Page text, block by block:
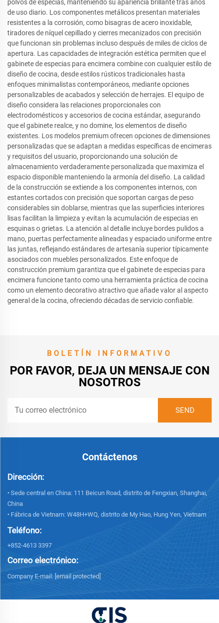
polvos de especias, manteniendo su apariencia brillante tras años
de uso diario. Los componentes metálicos presentan materiales
resistentes a la corrosión, como bisagras de acero inoxidable,
tiradores de níquel cepillado y cierres mecanizados con precisión
que funcionan sin problemas incluso después de miles de ciclos de
apertura. Las capacidades de integración estética permiten que el
gabinete de especias para encimera combine con cualquier estilo de
diseño de cocina, desde estilos rústicos tradicionales hasta
enfoques minimalistas contemporáneos, mediante opciones
personalizables de acabados y selección de herrajes. El equipo de
diseño considera las relaciones proporcionales con
electrodomésticos y accesorios de cocina estándar, asegurando
que el gabinete realce, y no domine, los elementos de diseño
existentes. Los modelos premium ofrecen opciones de dimensiones
personalizadas que se adaptan a medidas específicas de encimeras
y requisitos del usuario, proporcionando una solución de
almacenamiento verdaderamente personalizada que maximiza el
espacio disponible manteniendo la armonía del diseño. La calidad
de la construcción se extiende a los componentes internos, con
estantes cortados con precisión que soportan cargas de peso
considerables sin doblarse, mientras que las superficies interiores
lisas facilitan la limpieza y evitan la acumulación de especias en
esquinas o grietas. La atención al detalle incluye bordes pulidos a
mano, puertas perfectamente alineadas y espaciado uniforme entre
las juntas, reflejando estándares de artesanía superior típicamente
asociados con muebles personalizados. Este enfoque de
construcción premium garantiza que el gabinete de especias para
encimera funcione tanto como una herramienta práctica de cocina
como un elemento decorativo atractivo que añade valor al aspecto
general de la cocina, ofreciendo décadas de servicio confiable.
BOLETÍN INFORMATIVO
POR FAVOR, DEJA UN MENSAJE CON
NOSOTROS
Contáctenos
Dirección:
• Sede central en China: 111 Beicun Road, distrito de Fengxian, Shanghai,
China
• Fábrica de Vietnam: W48H+WQ, distrito de My Hao, Hung Yen, Vietnam
Teléfono:
+852-4613 3397
Correo electrónico:
Company E-mail: [email protected]